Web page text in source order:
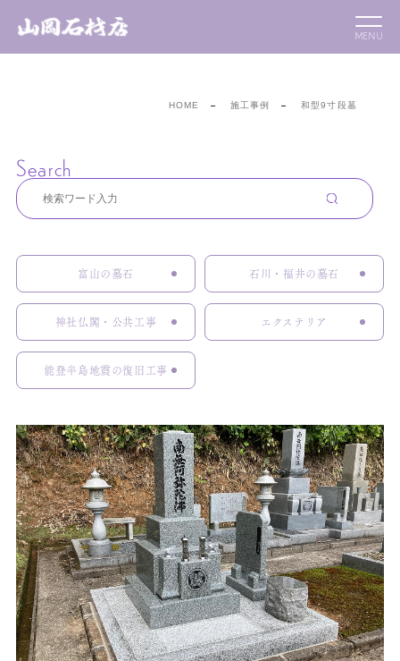
HOME 施工事例 和型9寸段墓
Search
富山の墓石 石川・福井の墓石
神社仏閣・公共工事 エクステリア
能登半島地震の復旧工事